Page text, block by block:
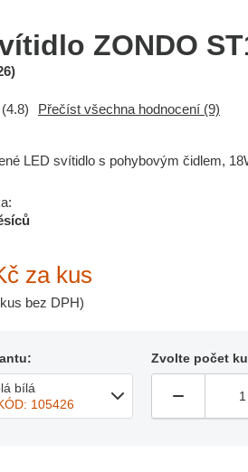
ZONDO
)
(4.8) Přečíst všechna hodnocení (9)
LED svítidlo s pohybovým čidlem,
za kus
bez DPH)
bílá
105426
Zvolte počet